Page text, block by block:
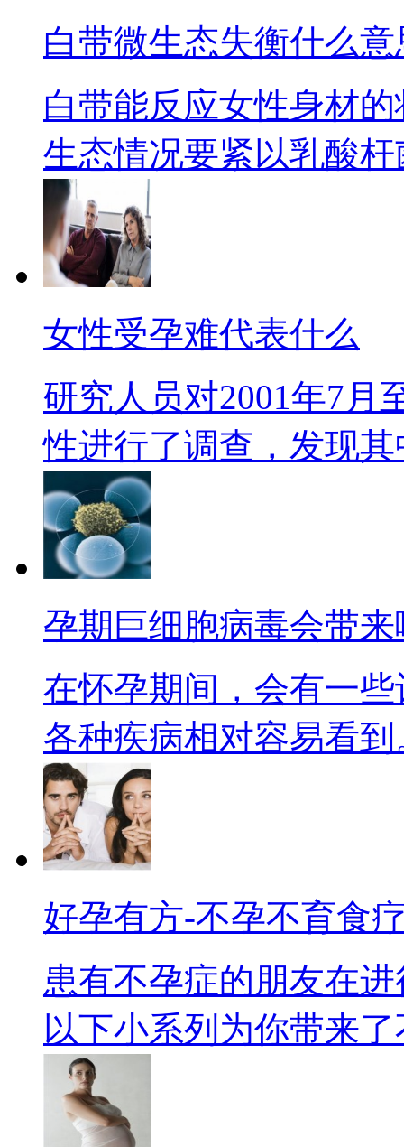
白带微生态失衡什么意
白带能反应女性身材
生态情况要紧以乳酸杆
女性受孕难代表什么
研究人员对2001年7月
性进行了调查，发现其
孕期巨细胞病毒会带
在怀孕期间，会有一
各种疾病相对容易看到
好孕有方-不孕不育食
患有不孕症的朋友在
以下小系列为你带来了